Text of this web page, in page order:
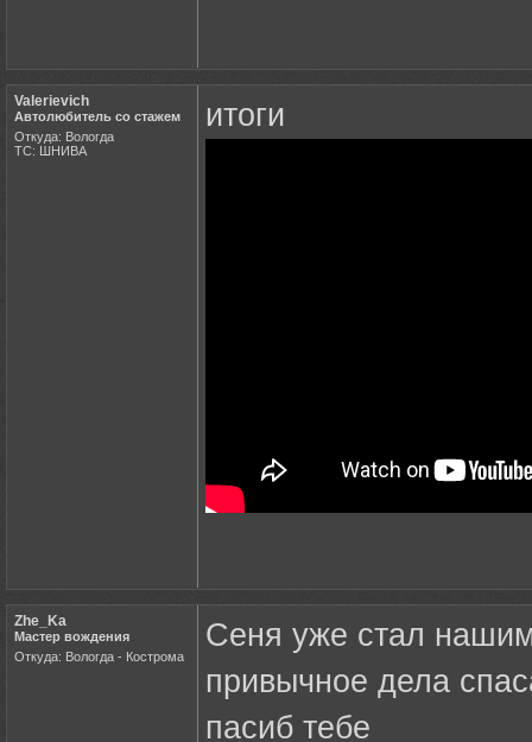
Valerievich
Автолюбитель со стажем
Откуда: Вологда
ТС: ШНИВА
итоги
Zhe_Ka
Мастер вождения
Откуда: Вологда - Кострома
Сеня уже стал
привычное дела
пасиб тебе